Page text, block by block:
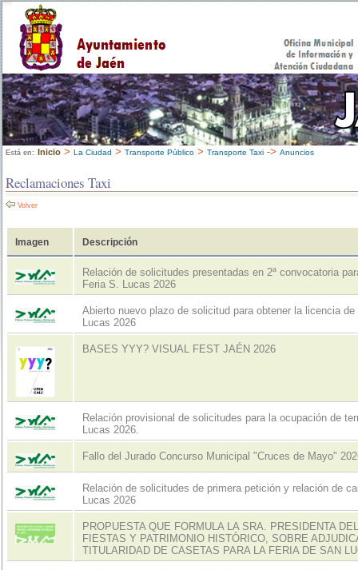
Está en: Inicio > La Ciudad > Transporte Público > Transporte Taxi -> Anuncios
Reclamaciones Taxi
Volver
Imagen Descripción
Relación de solicitudes presentadas en 2ª convocatoria
Feria S. Lucas 2026
Abierto nuevo plazo de solicitud para obtener la licencia
Lucas 2026
BASES YYY? VISUAL FEST JAÉN 2026
Relación provisional de solicitudes para la ocupación de
Lucas 2026.
Fallo del Jurado Concurso Municipal "Cruces de Mayo"
Relación de solicitudes de primera petición y relación de
Lucas 2026
PROPUESTA QUE FORMULA LA SRA. PRESIDENTA
FIESTAS Y PATRIMONIO HISTÓRICO, SOBRE
TITULARIDAD DE CASETAS PARA LA FERIA DE SAN